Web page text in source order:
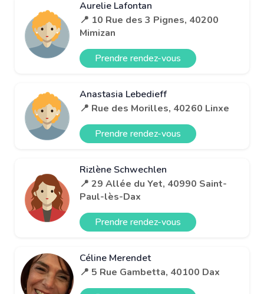
Aurelie Lafontan
📍 10 Rue des 3 Pignes, 40200
Mimizan
Prendre rendez-vous
Anastasia Lebedieff
📍 Rue des Morilles, 40260 Linxe
Prendre rendez-vous
Rizlène Schwechlen
📍 29 Allée du Yet, 40990 Saint-
Paul-lès-Dax
Prendre rendez-vous
Céline Merendet
📍 5 Rue Gambetta, 40100 Dax